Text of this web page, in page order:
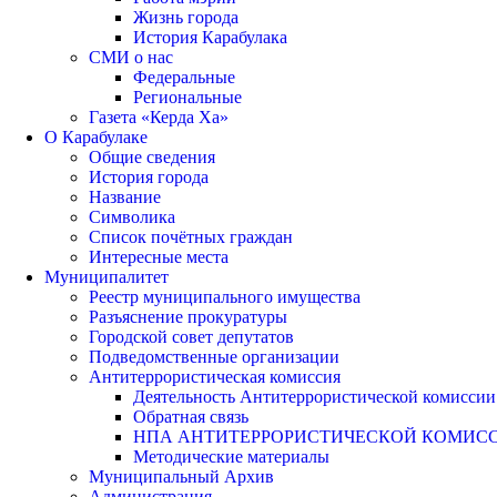
Жизнь города
История Карабулака
СМИ о нас
Федеральные
Региональные
Газета «Керда Ха»
О Карабулаке
Общие сведения
История города
Название
Символика
Список почётных граждан
Интересные места
Муниципалитет
Реестр муниципального имущества
Разъяснение прокуратуры
Городской совет депутатов
Подведомственные организации
Антитеррористическая комиссия
Деятельность Антитеррористической комиссии
Обратная связь
НПА АНТИТЕРРОРИСТИЧЕСКОЙ
Методические материалы
Муниципальный Архив